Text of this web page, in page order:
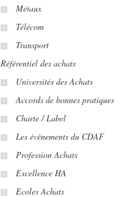
Métaux
Télécom
Transport
Référentiel des achats
Universités des Achats
Accords de bonnes pratiques
Charte / Label
Les évènements du CDAF
Profession Achats
Excellence HA
Ecoles Achats